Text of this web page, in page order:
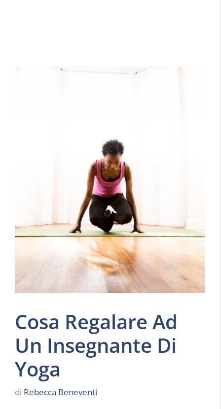
Cosa Regalare Ad
Un Insegnante Di
Yoga
di Rebecca Beneventi